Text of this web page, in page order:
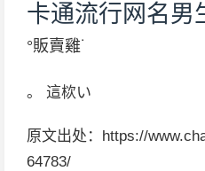
卡通流行网名男
°販賣雞˙
。 這栨い
原文出处：https://
64783/